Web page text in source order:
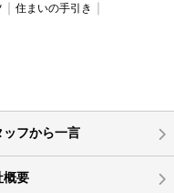
住まいの手引き
ッフから一言
概要